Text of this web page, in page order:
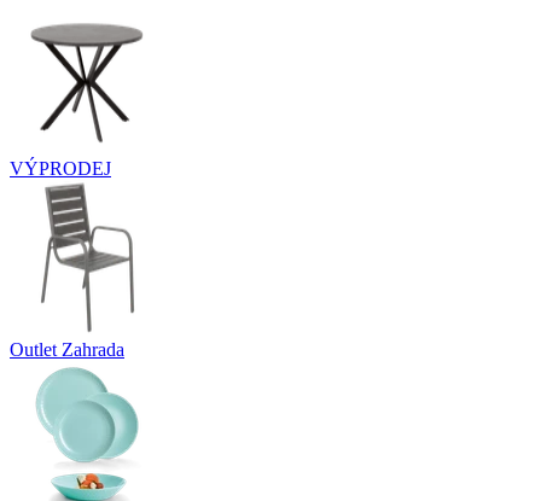
VÝPRODEJ
Outlet Zahrada